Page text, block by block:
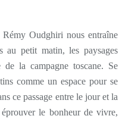
Rémy Oudghiri nous entraîne
au petit matin, les paysages
la campagne toscane. Se
comme un espace pour se
ce passage entre le jour et la
le bonheur de vivre,